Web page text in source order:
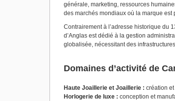
générale, marketing, ressources
des marchés mondiaux où la marque est
Contrairement à l’adresse historique du
d’Anglas est dédié à la gestion
globalisée, nécessitant des
Domaines d’activité de
Haute Joaillerie et Joaillerie : création
Horlogerie de luxe : conception et